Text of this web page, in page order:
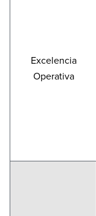
Excelencia
Operativa